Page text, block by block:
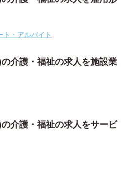
ト・アルバイト
介護・福祉の求人を施設業
介護・福祉の求人をサービ